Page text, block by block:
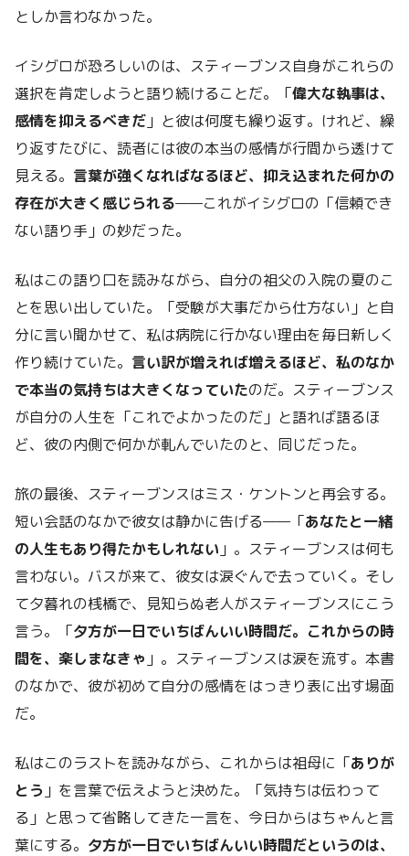
としか言わなかった。
イシグロが恐ろしいのは、スティーブンス自身がこれらの
選択を肯定しようと語り続けることだ。「偉大な執事は、
感情を抑えるべきだ 」と彼は何度も繰り返す。けれど、繰
り返すたびに、読者には彼の本当の感情が行間から透けて
見える。 言葉が強くなればなるほど、抑え込まれた何かの
存在が大きく感じられる——これがイシグロの「信頼でき
ない語り手」の妙だった。
私はこの語り口を読みながら、自分の祖父の入院の夏のこ
とを思い出していた。「受験が大事だから仕方ない」と自
分に言い聞かせて、私は病院に行かない理由を毎日新しく
作り続けていた。 言い訳が増えれば増えるほど、私のなか
で本当の気持ちは大きくなっていたのだ。スティーブンス
が自分の人生を「これでよかったのだ」と語れば語るほ
ど、彼の内側で何かが軋んでいたのと、同じだった。
旅の最後、スティーブンスはミス・ケントンと再会する。
短い会話のなかで彼女は静かに告げる——「あなたと一緒
の人生もあり得たかもしれない 」。スティーブンスは何も
言わない。バスが来て、彼女は涙ぐんで去っていく。そし
て夕暮れの桟橋で、見知らぬ老人がスティーブンスにこう
言う。「夕方が一日でいちばんいい時間だ。これからの時
間を、楽しまなきゃ 」。スティーブンスは涙を流す。本書
のなかで、彼が初めて自分の感情をはっきり表に出す場面
だ。
私はこのラストを読みながら、これからは祖母に「ありが
とう 」を言葉で伝えようと決めた。「気持ちは伝わって
る」と思って省略してきた一言を、今日からはちゃんと言
葉にする。 夕方が一日でいちばんいい時間だというのは、